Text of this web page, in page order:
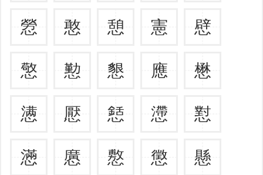
憥 憨 憩 憲 憵
憼 懃 懇 應 懋
懑 懕 懖 懘 懟
懣 懬 懯 懲 懸